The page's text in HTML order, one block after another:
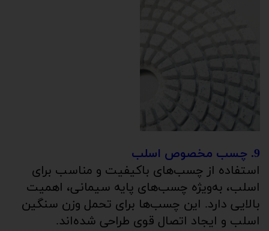
9. چسب مخصوص اسلب
استفاده از چسب‌های باکیفیت و مناسب برای
اسلب، به‌ویژه چسب‌های پایه سیمانی، اهمیت
بالایی دارد. این چسب‌ها برای تحمل وزن سنگین
اسلب و ایجاد اتصال قوی طراحی شده‌اند.